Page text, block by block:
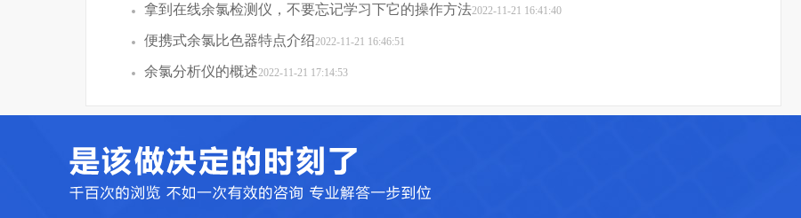
拿到在线余氯检测仪，不要忘记学习下它的操作方法2022-11-21 16:41:40
便携式余氯比色器特点介绍2022-11-21 16:46:51
余氯分析仪的概述2022-11-21 17:14:53